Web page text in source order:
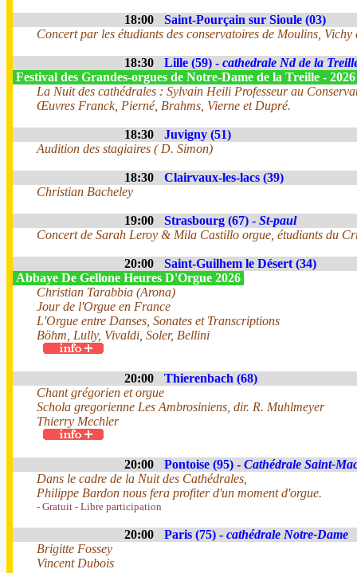
18:00
Saint-Pourçain sur Sioule (03)
Concert par les étudiants des conservatoires de Moulins,
18:30 Lille (59) - cathedrale Nd de la
Festival des Grandes-orgues de Notre-Dame de la Treille -
La Nuit des cathédrales : Sylvain Heili Professeur au
Œuvres Franck, Pierné, Brahms, Vierne et Dupré.
18:30
Juvigny (51)
Audition des stagiaires ( D. Simon)
18:30
Clairvaux-les-lacs (39)
Christian Bacheley
19:00 Strasbourg (67) - St-paul
Concert de Sarah Leroy & Mila Castillo orgue, étudiants du
20:00
Saint-Guilhem le Désert (34)
Abbaye De Gellone Heures D'Orgue 2026
Christian Tarabbia (Arona)
Jour de l'Orgue en France
L'Orgue entre Danses, Sonates et Transcriptions
Böhm, Lully, Vivaldi, Soler, Bellini
20:00
Thierenbach (68)
Chant grégorien et orgue
Schola gregorienne Les Ambrosiniens, dir. R. Muhlmeyer
Thierry Mechler
20:00 Pontoise (95) - Cathédrale Saint-
Dans le cadre de la Nuit des Cathédrales,
Philippe Bardon nous fera profiter d'un moment d'orgue.
- Gratuit - Libre participation
20:00 Paris (75) - cathédrale Notre-Dame
Brigitte Fossey
Vincent Dubois